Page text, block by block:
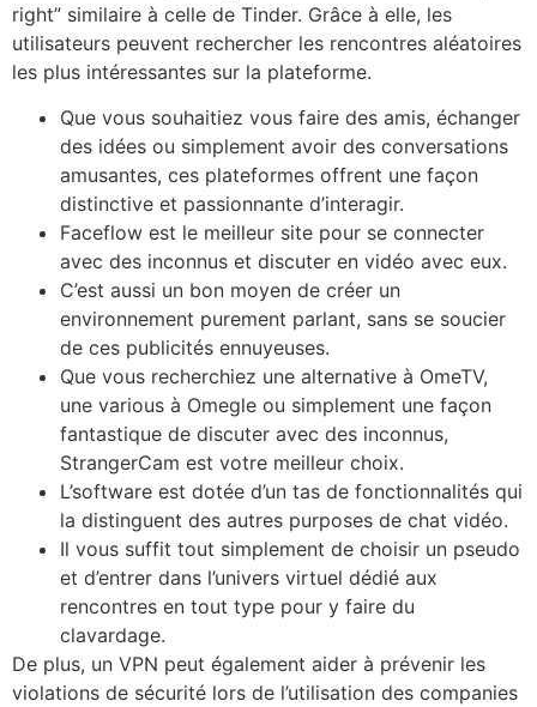
right” similaire à celle de Tinder. Grâce à elle, les
utilisateurs peuvent rechercher les rencontres aléatoires
les plus intéressantes sur la plateforme.
Que vous souhaitiez vous faire des amis, échanger
des idées ou simplement avoir des conversations
amusantes, ces plateformes offrent une façon
distinctive et passionnante d’interagir.
Faceflow est le meilleur site pour se connecter
avec des inconnus et discuter en vidéo avec eux.
C’est aussi un bon moyen de créer un
environnement purement parlant, sans se soucier
de ces publicités ennuyeuses.
Que vous recherchiez une alternative à OmeTV,
une various à Omegle ou simplement une façon
fantastique de discuter avec des inconnus,
StrangerCam est votre meilleur choix.
L’software est dotée d’un tas de fonctionnalités qui
la distinguent des autres purposes de chat vidéo.
Il vous suffit tout simplement de choisir un pseudo
et d’entrer dans l’univers virtuel dédié aux
rencontres en tout type pour y faire du
clavardage.
De plus, un VPN peut également aider à prévenir les
violations de sécurité lors de l’utilisation des companies